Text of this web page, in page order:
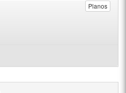
Planos